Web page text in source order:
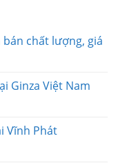
chất lượng, giá
Ginza Việt Nam
Vĩnh Phát